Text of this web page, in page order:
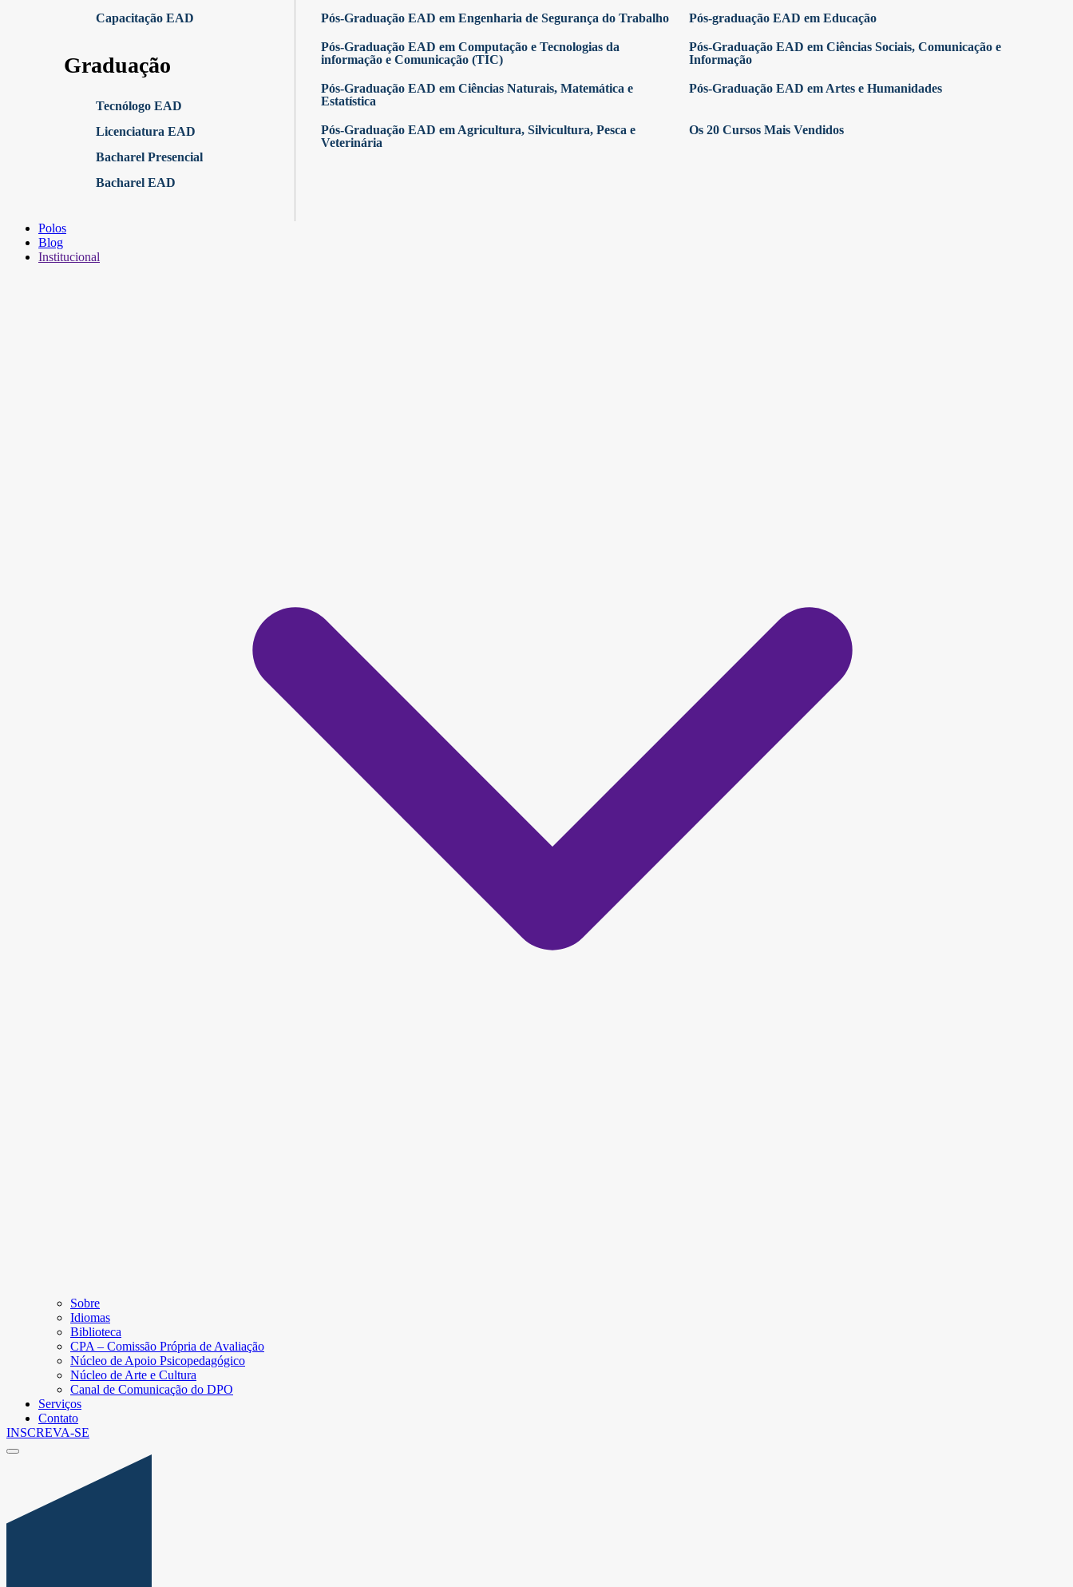
Capacitação EAD
Graduação
Tecnólogo EAD
Licenciatura EAD
Bacharel Presencial
Bacharel EAD
Pós-Graduação EAD em Engenharia de Segurança do Trabalho Pós-graduação EAD em Educação
Pós-Graduação EAD em Computação e Tecnologias da
informação e Comunicação (TIC)
Pós-Graduação EAD em Ciências Sociais, Comunicação e
Informação
Pós-Graduação EAD em Ciências Naturais, Matemática e
Estatística
Pós-Graduação EAD em Artes e Humanidades
Pós-Graduação EAD em Agricultura, Silvicultura, Pesca e
Veterinária
Os 20 Cursos Mais Vendidos
Polos
Blog
Institucional
Sobre
Idiomas
Biblioteca
CPA – Comissão Própria de Avaliação
Núcleo de Apoio Psicopedagógico
Núcleo de Arte e Cultura
Canal de Comunicação do DPO
Serviços
Contato
INSCREVA-SE